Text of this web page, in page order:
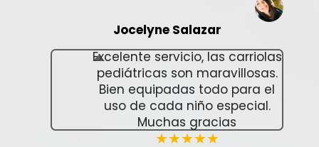
Jocelyne Salazar
Excelente servicio, las carriolas
pediátricas son maravillosas.
Bien equipadas todo para el
uso de cada niño especial.
Muchas gracias
★★★★★